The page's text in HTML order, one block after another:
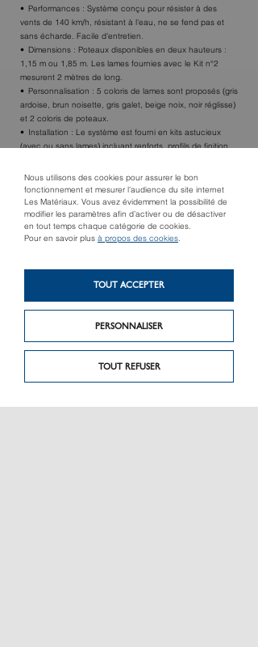
Nous utilisons des cookies pour assurer le bon
fonctionnement et mesurer l’audience du site internet
Les Matériaux. Vous avez évidemment la possibilité de
modifier les paramètres afin d’activer ou de désactiver
en tout temps chaque catégorie de cookies.
Pour en savoir plus à propos des cookies.
TOUT REFUSER
PERSONNALISER
TOUT ACCEPTER
Performances : Système conçu pour résister à des
vents de 140 km/h, résistant à l'eau, ne se fend pas et
sans écharde. Facile d'entretien.
Dimensions : Poteaux disponibles en deux hauteurs :
1,15 m ou 1,85 m. Les lames fournies avec le Kit n°2
mesurent 2 mètres de long.
Personnalisation : 5 coloris de lames sont proposés (gris
ardoise, brun noisette, gris galet, beige noix, noir réglisse)
et 2 coloris de poteaux.
Installation : Le système est fourni en kits astucieux
(avec ou sans lames) incluant renforts, profils de finition,
simplifié.
TROUVER UN MAGASIN